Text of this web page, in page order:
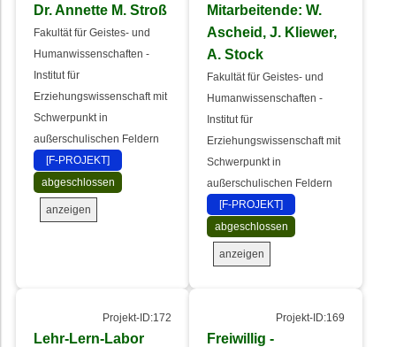
Dr. Annette M. Stroß
Fakultät für Geistes- und
Humanwissenschaften -
Institut für
Erziehungswissenschaft mit
Schwerpunkt in
außerschulischen Feldern
[F-PROJEKT]
abgeschlossen
anzeigen
Mitarbeitende: W.
Ascheid, J. Kliewer,
A. Stock
Fakultät für Geistes- und
Humanwissenschaften -
Institut für
Erziehungswissenschaft mit
Schwerpunkt in
außerschulischen Feldern
[F-PROJEKT]
abgeschlossen
anzeigen
Projekt-ID:172
Lehr-Lern-Labor
Projekt-ID:169
Freiwillig -